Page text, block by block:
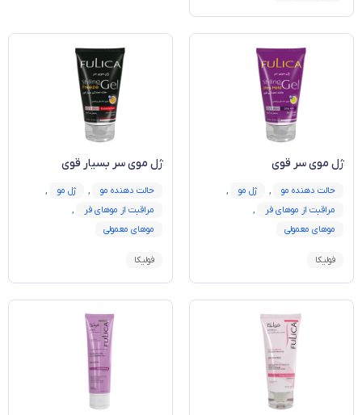
ژل موی سر قوی
حالت دهنده مو , ژل مو
,
مراقبت از موهای فر
,
موهای معمولی
فولیکا
ژل موی سر بسیار قوی
حالت دهنده مو , ژل مو
,
مراقبت از موهای فر
,
موهای معمولی
فولیکا